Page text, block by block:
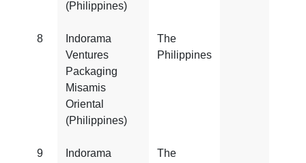
(Philippines)
8
Indorama
Ventures
Packaging
Misamis
Oriental
(Philippines)
The
Philippines
9
Indorama
The